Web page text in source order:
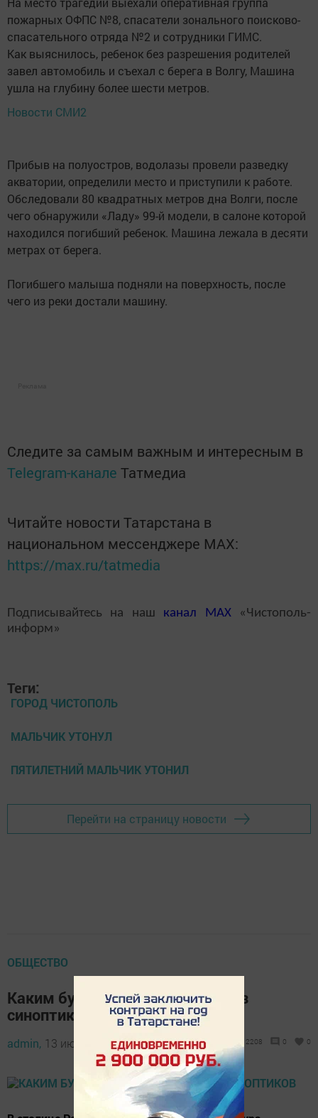
пожарных ОФПС №8, спасатели зонального поисково-
спасательного отряда №2 и сотрудники ГИМС.
Как выяснилось, ребенок без разрешения родителей
завел автомобиль и съехал с берега в Волгу, Машина
ушла на глубину более шести метров.
Новости СМИ2
Прибыв на полуостров, водолазы провели разведку
акватории, определили место и приступили к работе.
Обследовали 80 квадратных метров дна Волги, после
чего обнаружили «Ладу» 99-й модели, в салоне которой
находился погибший ребенок. Машина лежала в десяти
метрах от берега.
Погибшего малыша подняли на поверхность, после
чего из реки достали машину.
Следите за самым важным и интересным в
Telegram-канале Татмедиа
Читайте новости Татарстана в
национальном мессенджере MАХ:
https://max.ru/tatmedia
Подписывайтесь на наш канал MAX«Чистополь-
информ»
Теги:
ГОРОД ЧИСТОПОЛЬ
МАЛЬЧИК УТОНУЛ
ПЯТИЛЕТНИЙ МАЛЬЧИК УТОНИЛ
Перейти на страницу новости
ОБЩЕСТВО
Каким будет июль 2018: прогноз
синоптиков
admin, 13 июня 2018 - 10:15 2208 0 0